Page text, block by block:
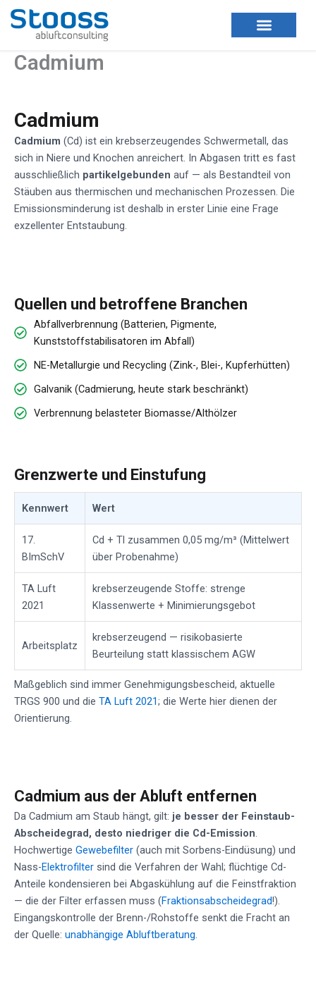
Zum
Inhalt
springen
Cadmium
Cadmium
Cadmium (Cd) ist ein krebserzeugendes Schwermetall, das
sich in Niere und Knochen anreichert. In Abgasen tritt es fast
ausschließlich partikelgebunden auf — als Bestandteil von
Stäuben aus thermischen und mechanischen Prozessen. Die
Emissionsminderung ist deshalb in erster Linie eine Frage
exzellenter Entstaubung.
Quellen und betroffene Branchen
Abfallverbrennung (Batterien, Pigmente,
Kunststoffstabilisatoren im Abfall)
NE-Metallurgie und Recycling (Zink-, Blei-, Kupferhütten)
Galvanik (Cadmierung, heute stark beschränkt)
Verbrennung belasteter Biomasse/Althölzer
Grenzwerte und Einstufung
Kennwert Wert
17.
BImSchV
Cd + Tl zusammen 0,05 mg/m³ (Mittelwert
über Probenahme)
TA Luft
2021
krebserzeugende Stoffe: strenge
Klassenwerte + Minimierungsgebot
Arbeitsplatz
krebserzeugend — risikobasierte
Beurteilung statt klassischem AGW
Maßgeblich sind immer Genehmigungsbescheid, aktuelle
TRGS 900 und die TA Luft 2021; die Werte hier dienen der
Orientierung.
Cadmium aus der Abluft entfernen
Da Cadmium am Staub hängt, gilt: je besser der Feinstaub-
Abscheidegrad, desto niedriger die Cd-Emission.
Hochwertige Gewebefilter (auch mit Sorbens-Eindüsung) und
Nass-Elektrofilter sind die Verfahren der Wahl; flüchtige Cd-
Anteile kondensieren bei Abgaskühlung auf die Feinstfraktion
— die der Filter erfassen muss (Fraktionsabscheidegrad!).
Eingangskontrolle der Brenn-/Rohstoffe senkt die Fracht an
der Quelle: unabhängige Abluftberatung.